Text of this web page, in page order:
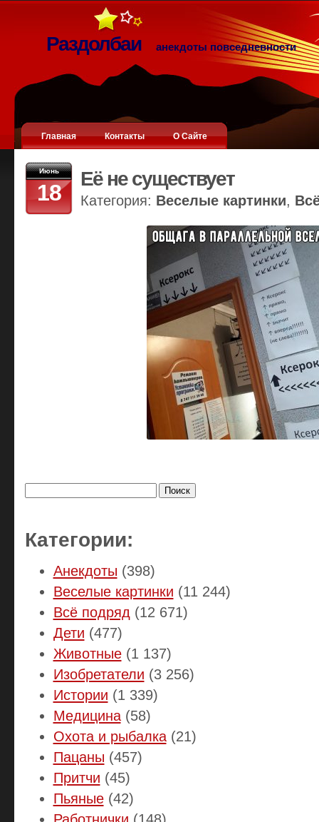
Раздолбаи анекдоты повседневности
Главная Контакты О Сайте
Июнь
18
Её не существует
Категория: Веселые картинки,
Категории:
Анекдоты (398)
Веселые картинки (11 244)
Всё подряд (12 671)
Дети (477)
Животные(1 137)
Изобретатели (3 256)
Истории (1 339)
Медицина(58)
Охота и рыбалка(21)
Пацаны (457)
Притчи (45)
Пьяные(42)